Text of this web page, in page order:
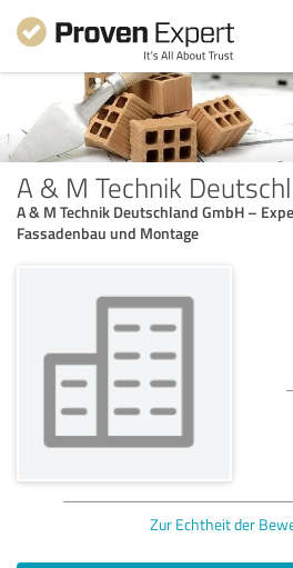
A & M Technik
A & M Technik Deutschland GmbH –
Fassadenbau und Montage
Zur Echtheit der